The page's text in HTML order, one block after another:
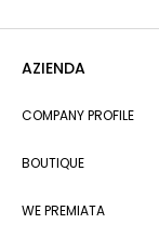
AZIENDA
COMPANY PROFILE
BOUTIQUE
WE PREMIATA